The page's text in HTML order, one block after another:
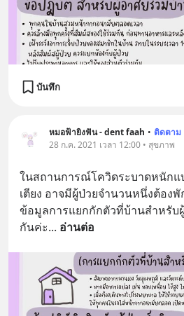
บันทึก
หมอฟ้ายิงฟัน - dent faah • ติดตาม
28 ก.ค. 2021 เวลา 12:00 • สุขภาพ
ในสถานการณ์โควิดระบาดหนักแ
เตียง อาจมีผู้ป่วยจำนวนหนึ่งต้อง
ข้อมูลการแยกกักตัวที่บ้านสำหรับ
กันค่ะ... อ่านต่อ